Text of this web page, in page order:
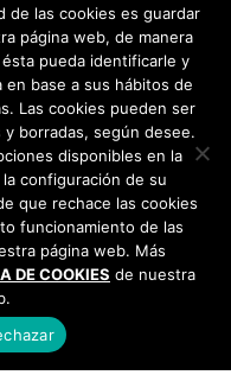
de las cookies es guardar
página web, de manera
pueda identificarle y
base a sus hábitos de
Las cookies pueden ser
y borradas, según desee.
disponibles en la
configuración de su
que rechace las cookies
funcionamiento de las
página web. Más
DE COOKIES de nuestra